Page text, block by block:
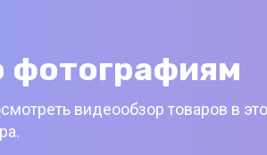
фотографиям
видеообзор товаров в